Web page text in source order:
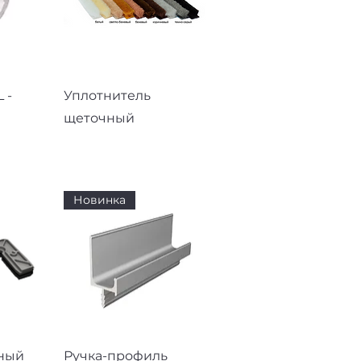
- Быстрый просмотр
Уплотнитель
щеточный
Быстрый просмотр
Новинка
Ручка-профиль